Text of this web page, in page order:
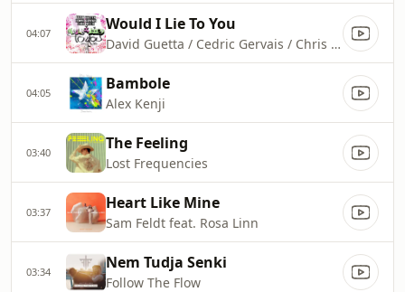
04:07 Would I Lie To You
David Guetta / Cedric Gervais / Chris Willis
04:05 Bambole
Alex Kenji
03:40 The Feeling
Lost Frequencies
03:37 Heart Like Mine
Sam Feldt feat. Rosa Linn
03:34 Nem Tudja Senki
Follow The Flow